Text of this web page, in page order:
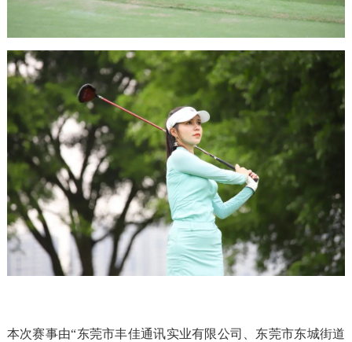
本次赛事由“东莞市丰佳通讯实业有限公司、东莞市东城街道